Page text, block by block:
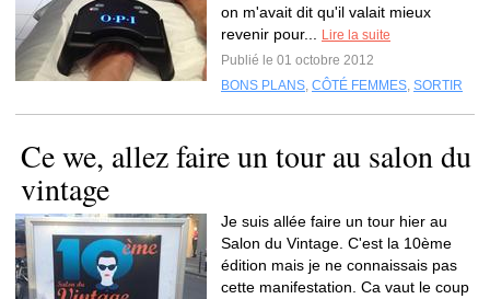
on m'avait dit qu'il valait mieux
revenir pour...
Lire la suite
Publié le 01 octobre 2012
BONS PLANS, CÔTÉ FEMMES, SORTIR
Ce we, allez faire un tour au salon du
vintage
Je suis allée faire un tour hier au
Salon du Vintage. C'est la 10ème
édition mais je ne connaissais pas
cette manifestation. Ca vaut le coup